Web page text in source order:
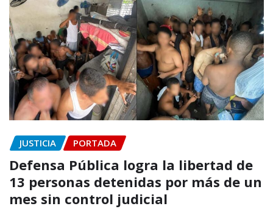
JUSTICIA PORTADA
Defensa Pública logra la libertad de
13 personas detenidas por más de un
mes sin control judicial